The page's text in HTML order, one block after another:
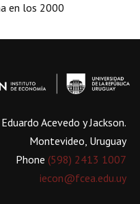
en los 2000
Acevedo y Jackson.
Montevideo, Uruguay
Phone (598) 2413 1007
iecon@fcea.edu.uy